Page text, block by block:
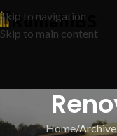
Skip to navigation
Skip to main content
Home